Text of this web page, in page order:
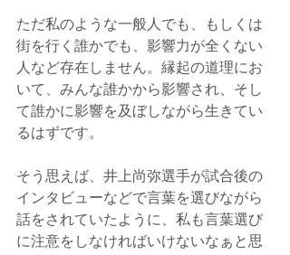
ただ私のような一般人でも、もしくは
街を行く誰かでも、影響力が全くない
人など存在しません。縁起の道理にお
いて、みんな誰かから影響され、そし
て誰かに影響を及ぼしながら生きてい
るはずです。
そう思えば、井上尚弥選手が試合後の
インタビューなどで言葉を選びながら
話をされていたように、私も言葉選び
に注意をしなければいけないなぁと思